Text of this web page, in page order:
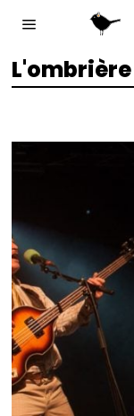
L'ombrière